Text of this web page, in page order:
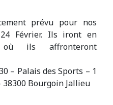
prévu pour nos
Février. Ils iront en
où ils affronteront
– Palais des Sports – 1
Bourgoin Jallieu